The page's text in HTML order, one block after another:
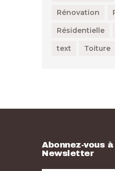
Rénovation
Résidentielle
text
Toiture
Abonnez-vous
Newsletter